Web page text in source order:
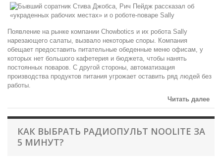
Появление на рынке компании Chowbotics и их робота Sally
нарезающего салаты, вызвало некоторые споры. Компания
обещает предоставить питательные обеденные меню офисам, у
которых нет большого кафетерия и бюджета, чтобы нанять
постоянных поваров. С другой стороны, автоматизация
производства продуктов питания угрожает оставить ряд людей без
работы.
Читать далее
КАК ВЫБРАТЬ РАДИОПУЛЬТ NOOLITE ЗА
5 МИНУТ?